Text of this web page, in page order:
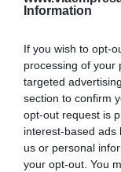
Information
If you wish to opt-
processing of your
targeted
section to confirm
opt-out request is
interest-based ads
us or personal
your opt-out. You
las empresas
se posiciona en
Cataluña.